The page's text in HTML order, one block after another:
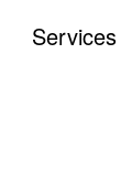
Services